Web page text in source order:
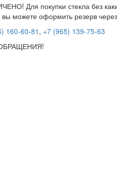
Для покупки стекла без
можете оформить резерв
160-60-81, +7 (965) 139-75-63